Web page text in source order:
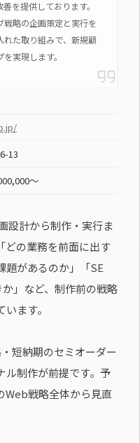
を提供しております。
略の企画策定と実行を
れた取り組みで、新規顧
実現します。
13
〜
設計から制作・実行ま
どの業務を前面に出す
題があるのか」「SE
」など、制作前の戦略
ます。
短納期のセミオーダー
ル制作が前提です。予
Web戦略全体から見直